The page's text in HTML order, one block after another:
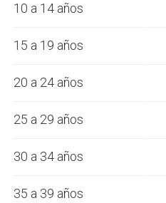
10 a 14 años
15 a 19 años
20 a 24 años
25 a 29 años
30 a 34 años
35 a 39 años